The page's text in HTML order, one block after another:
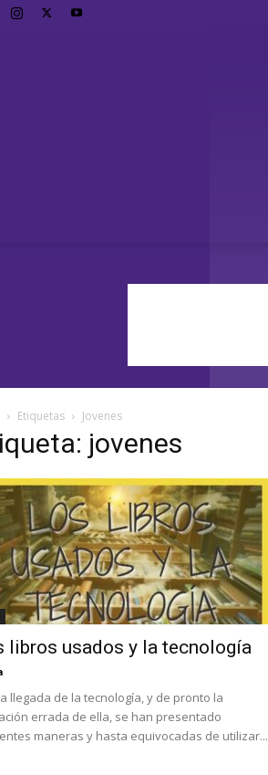
Etiquetas Jovenes
jovenes
libros usados y la tecnología
llegada de la tecnología, y de pronto la
errada de ella, se han presentado
maneras y hasta equivocadas de utilizar...